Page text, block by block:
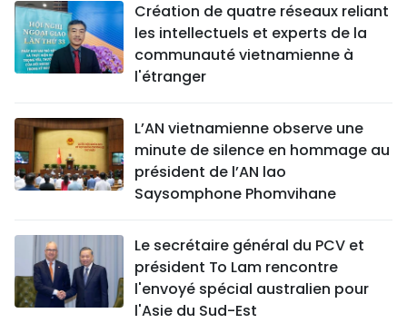
Création de quatre réseaux reliant
les intellectuels et experts de la
communauté vietnamienne à
l'étranger
L’AN vietnamienne observe une
minute de silence en hommage au
président de l’AN lao
Saysomphone Phomvihane
Le secrétaire général du PCV et
président To Lam rencontre
l'envoyé spécial australien pour
l'Asie du Sud-Est